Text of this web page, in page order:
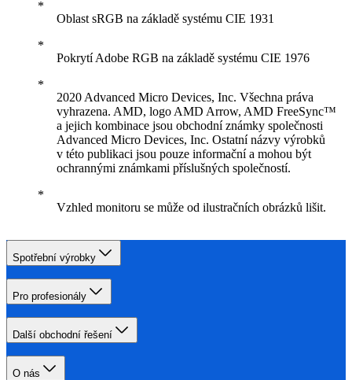
Oblast sRGB na základě systému CIE 1931
Pokrytí Adobe RGB na základě systému CIE 1976
2020 Advanced Micro Devices, Inc. Všechna práva
vyhrazena. AMD, logo AMD Arrow, AMD FreeSync™
a jejich kombinace jsou obchodní známky společnosti
Advanced Micro Devices, Inc. Ostatní názvy výrobků
v této publikaci jsou pouze informační a mohou být
ochrannými známkami příslušných společností.
Vzhled monitoru se může od ilustračních obrázků lišit.
Spotřební výrobky
Pro profesionály
Další obchodní řešení
O nás